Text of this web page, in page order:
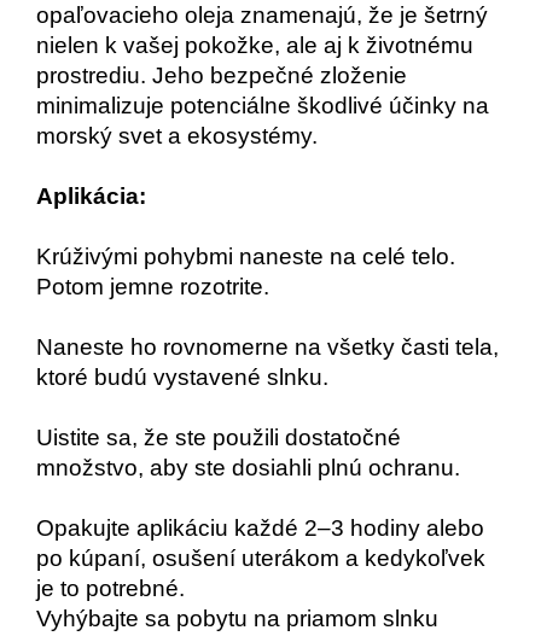
opaľovacieho oleja znamenajú, že je šetrný
nielen k vašej pokožke, ale aj k životnému
prostrediu. Jeho bezpečné zloženie
minimalizuje potenciálne škodlivé účinky na
morský svet a ekosystémy.
Aplikácia:
Krúživými pohybmi naneste na celé telo.
Potom jemne rozotrite.
Naneste ho rovnomerne na všetky časti tela,
ktoré budú vystavené slnku.
Uistite sa, že ste použili dostatočné
množstvo, aby ste dosiahli plnú ochranu.
Opakujte aplikáciu každé 2–3 hodiny alebo
po kúpaní, osušení uterákom a kedykoľvek
je to potrebné.
Vyhýbajte sa pobytu na priamom slnku